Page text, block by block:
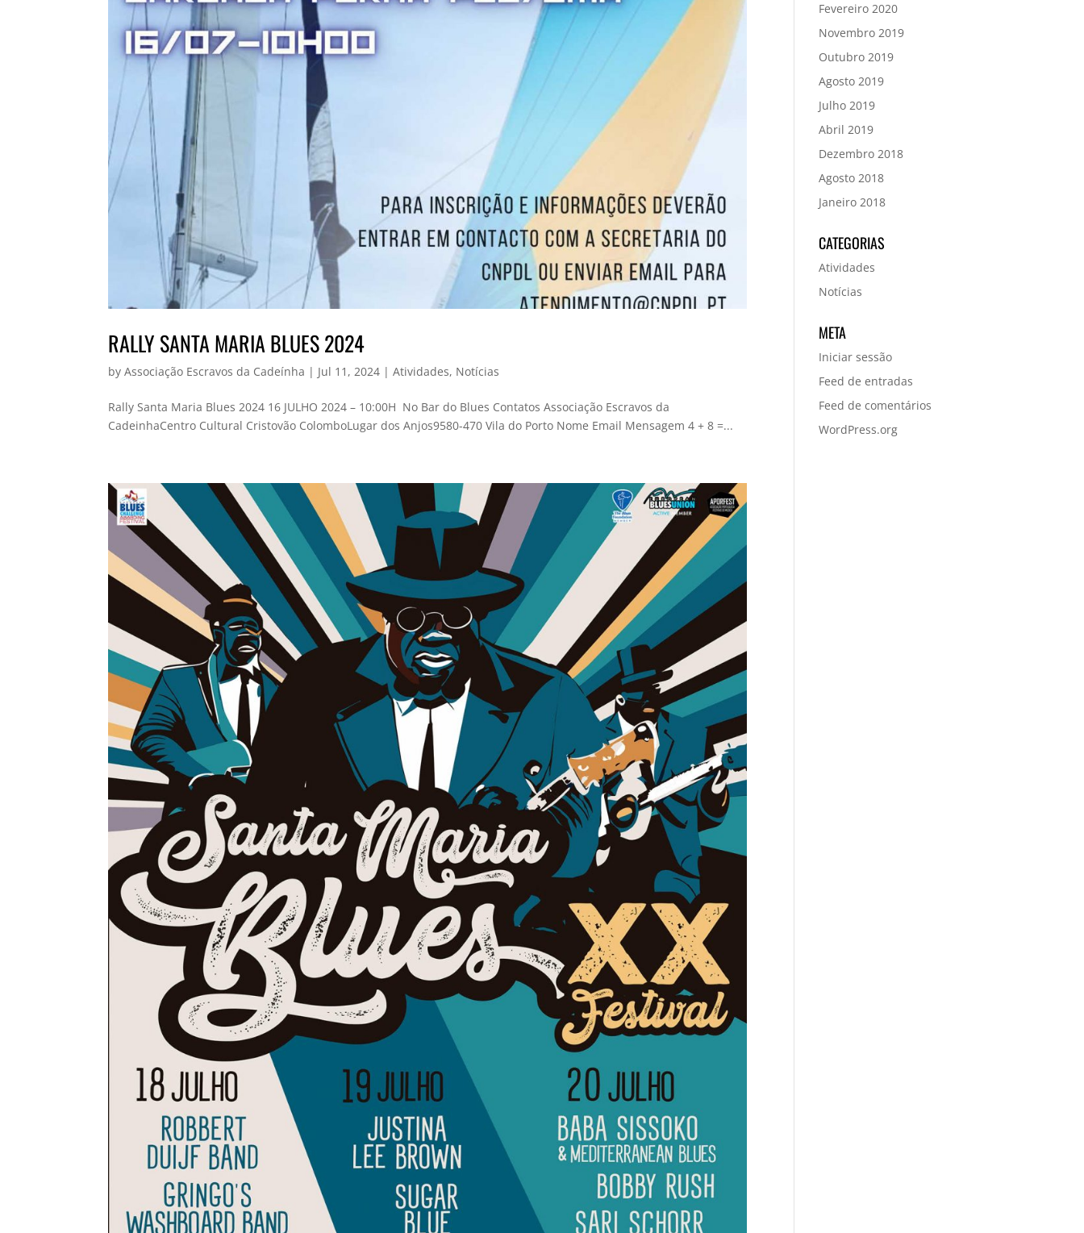
RALLY SANTA MARIA BLUES 2024
byAssociação Escravos da Cadeínha | Jul 11, 2024 |Atividades, Notícias
Rally Santa Maria Blues 2024 16 JULHO 2024 – 10:00H No Bar do Blues Contatos Associação Escravos da
CadeinhaCentro Cultural Cristovão ColomboLugar dos Anjos9580-470 Vila do Porto Nome Email Mensagem 4 + 8 =...
Fevereiro 2020
Novembro 2019
Outubro 2019
Agosto 2019
Julho 2019
Abril 2019
Dezembro 2018
Agosto 2018
Janeiro 2018
CATEGORIAS
Atividades
Notícias
META
Iniciar sessão
Feed de entradas
Feed de comentários
WordPress.org